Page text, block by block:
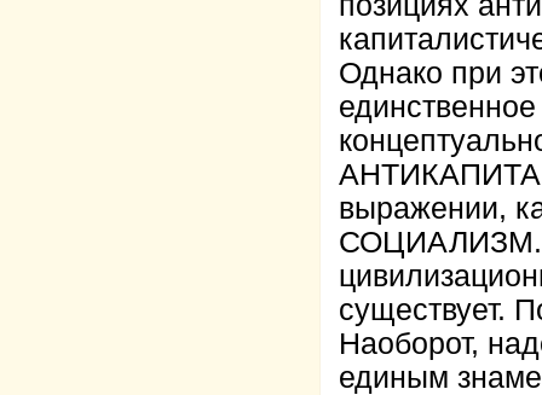
Однако при
выражении,
СОЦИАЛИЗМ.
существует.
Наоборот,
единым